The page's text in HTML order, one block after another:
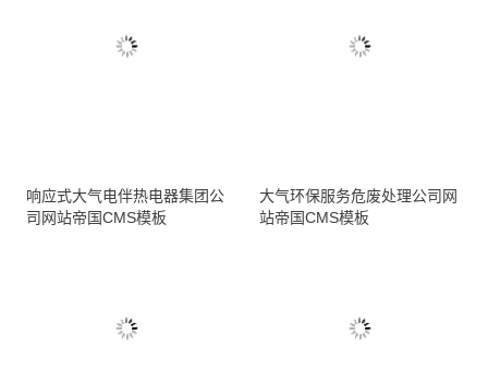
响应式大气电伴热电器集团公
司网站帝国CMS模板
大气环保服务危废处理公司网
站帝国CMS模板